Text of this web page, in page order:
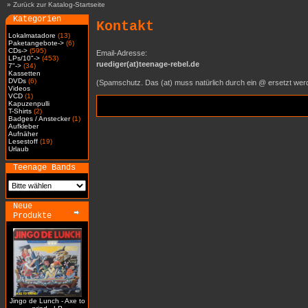
» Zurück zur Katalog-Startseite
Kategorien
Lokalmatadore (13)
Paketangebote-> (6)
CDs-> (595)
LPs/10"-> (453)
7"-> (34)
Kassetten
DVDs (6)
Videos
VCD (1)
Kapuzenpulli
T-Shirts (2)
Badges / Anstecker(1)
Aufkleber
Aufnäher
Lesestoff (19)
Urlaub
Teenage Bands
Neue
Produkte
Jingo de Lunch - Axe to
Kontakt
Email-Adresse:
ruediger(at)teenage-rebel.de
(Spamschutz. Das (at) muss natürlich durch ein @ ersetzt